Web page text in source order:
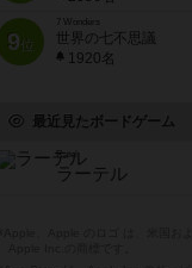
9位
7 Wonders
世界の七不思議
1920名
最近見たボードゲーム
Ratel
ラーテル